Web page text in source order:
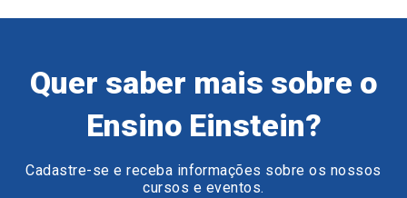
Quer saber mais sobre o
Ensino Einstein?
Cadastre-se e receba informações sobre os nossos
cursos e eventos.